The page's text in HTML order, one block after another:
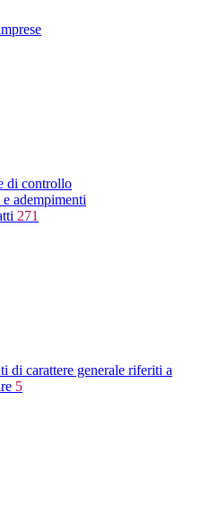
di controllo
adempimenti
271
di carattere generale riferiti a
5